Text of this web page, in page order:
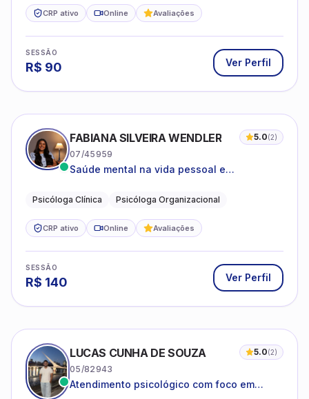
CRP ativo Online Avaliações
SESSÃO
R$ 90 Ver Perfil
FABIANA SILVEIRA WENDLER 5.0(2)
07/45959
Saúde mental na vida pessoal e
Psicóloga Clínica Psicóloga Organizacional
CRP ativo Online Avaliações
SESSÃO
R$ 140 Ver Perfil
LUCAS CUNHA DE SOUZA 5.0(2)
05/82943
Atendimento psicológico com foco em